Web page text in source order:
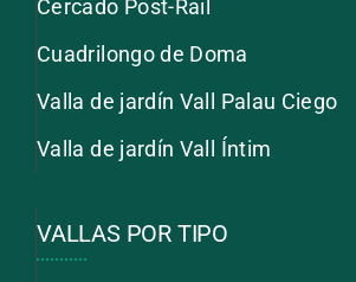
Cercado Post-Rail
Cuadrilongo de Doma
Valla de jardín Vall Palau Ciego
Valla de jardín Vall Íntim
VALLAS POR TIPO